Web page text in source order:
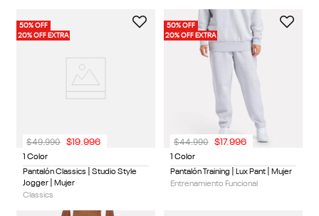
50% OFF
20% OFF EXTRA
1 Color
Pantalón Classics | Studio Style
Jogger | Mujer
Classics
$49.990 $19.996
50% OFF
20% OFF EXTRA
1 Color
Pantalón Training | Lux Pant | Mujer
Entrenamiento Funcional
$44.990 $17.996